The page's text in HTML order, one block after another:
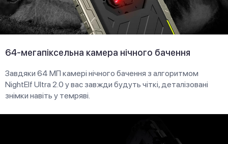
64-мегапіксельна камера нічного бачення
Завдяки 64 МП камері нічного бачення з алгоритмом
NightElf Ultra 2.0 у вас завжди будуть чіткі, деталізовані
знімки навіть у темряві.